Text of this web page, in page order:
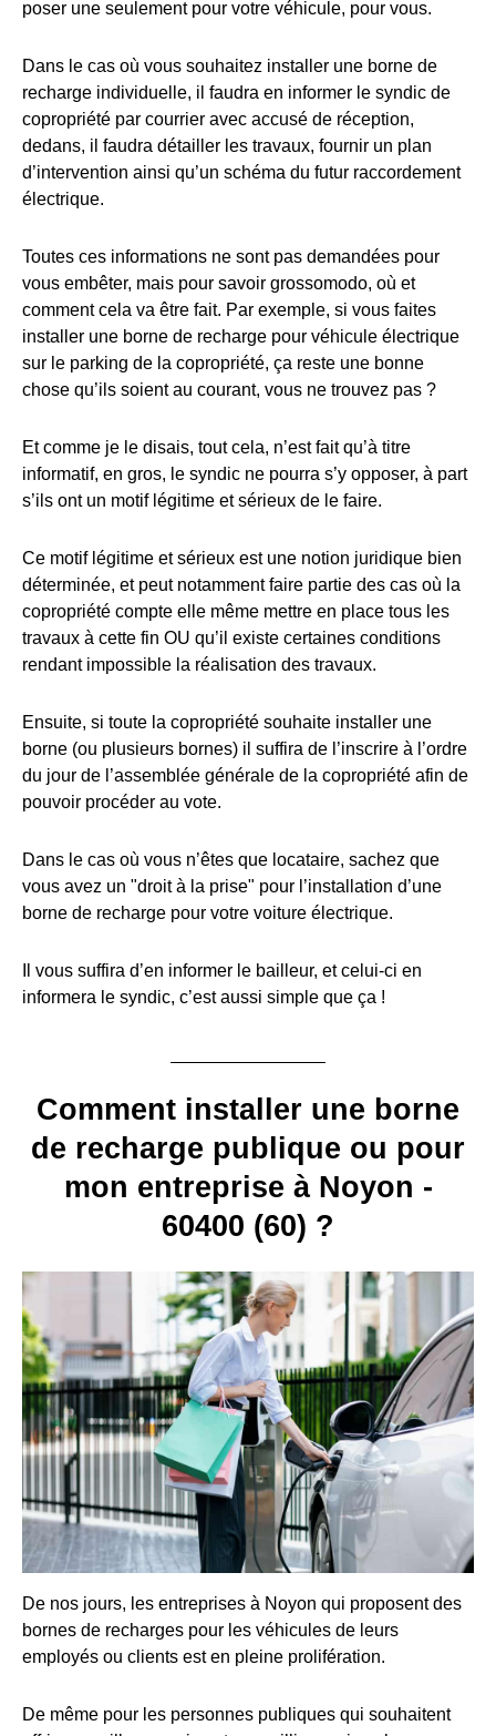
poser une seulement pour votre véhicule, pour vous.
Dans le cas où vous souhaitez installer une borne de
recharge individuelle, il faudra en informer le syndic de
copropriété par courrier avec accusé de réception,
dedans, il faudra détailler les travaux, fournir un plan
d’intervention ainsi qu’un schéma du futur raccordement
électrique.
Toutes ces informations ne sont pas demandées pour
vous embêter, mais pour savoir grossomodo, où et
comment cela va être fait. Par exemple, si vous faites
installer une borne de recharge pour véhicule électrique
sur le parking de la copropriété, ça reste une bonne
chose qu’ils soient au courant, vous ne trouvez pas ?
Et comme je le disais, tout cela, n’est fait qu’à titre
informatif, en gros, le syndic ne pourra s’y opposer, à part
s’ils ont un motif légitime et sérieux de le faire.
Ce motif légitime et sérieux est une notion juridique bien
déterminée, et peut notamment faire partie des cas où la
copropriété compte elle même mettre en place tous les
travaux à cette fin OU qu’il existe certaines conditions
rendant impossible la réalisation des travaux.
Ensuite, si toute la copropriété souhaite installer une
borne (ou plusieurs bornes) il suffira de l’inscrire à l’ordre
du jour de l’assemblée générale de la copropriété afin de
pouvoir procéder au vote.
Dans le cas où vous n’êtes que locataire, sachez que
vous avez un "droit à la prise" pour l’installation d’une
borne de recharge pour votre voiture électrique.
Il vous suffira d’en informer le bailleur, et celui-ci en
informera le syndic, c’est aussi simple que ça !
Comment installer une borne
de recharge publique ou pour
mon entreprise à Noyon -
60400 (60) ?
De nos jours, les entreprises à Noyon qui proposent des
bornes de recharges pour les véhicules de leurs
employés ou clients est en pleine prolifération.
De même pour les personnes publiques qui souhaitent